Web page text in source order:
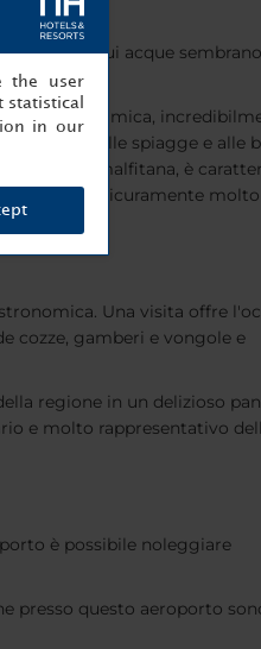
marina le cui acque sembrano
di ceramica,
insieme alle spiagge e alle
Costiera Amalfitana, è
barca. È sicuramente molto
Una visita offre
cozze, gamberi e vongole e
regione in un delizioso
e molto rappresentativo
è possibile noleggiare
presso questo aeroporto
the user
in our